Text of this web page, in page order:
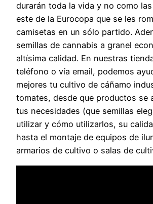
durarán toda la vida y no como
este de la Eurocopa que se les
camisetas en un sólo partido.
semillas de cannabis a granel
altísima calidad. En nuestras
teléfono o vía email, podemos
mejores tu cultivo de cáñamo
tomates, desde que productos se
tus necesidades (que semillas
utilizar y cómo utilizarlos, su
hasta el montaje de equipos de
armarios de cultivo o salas de